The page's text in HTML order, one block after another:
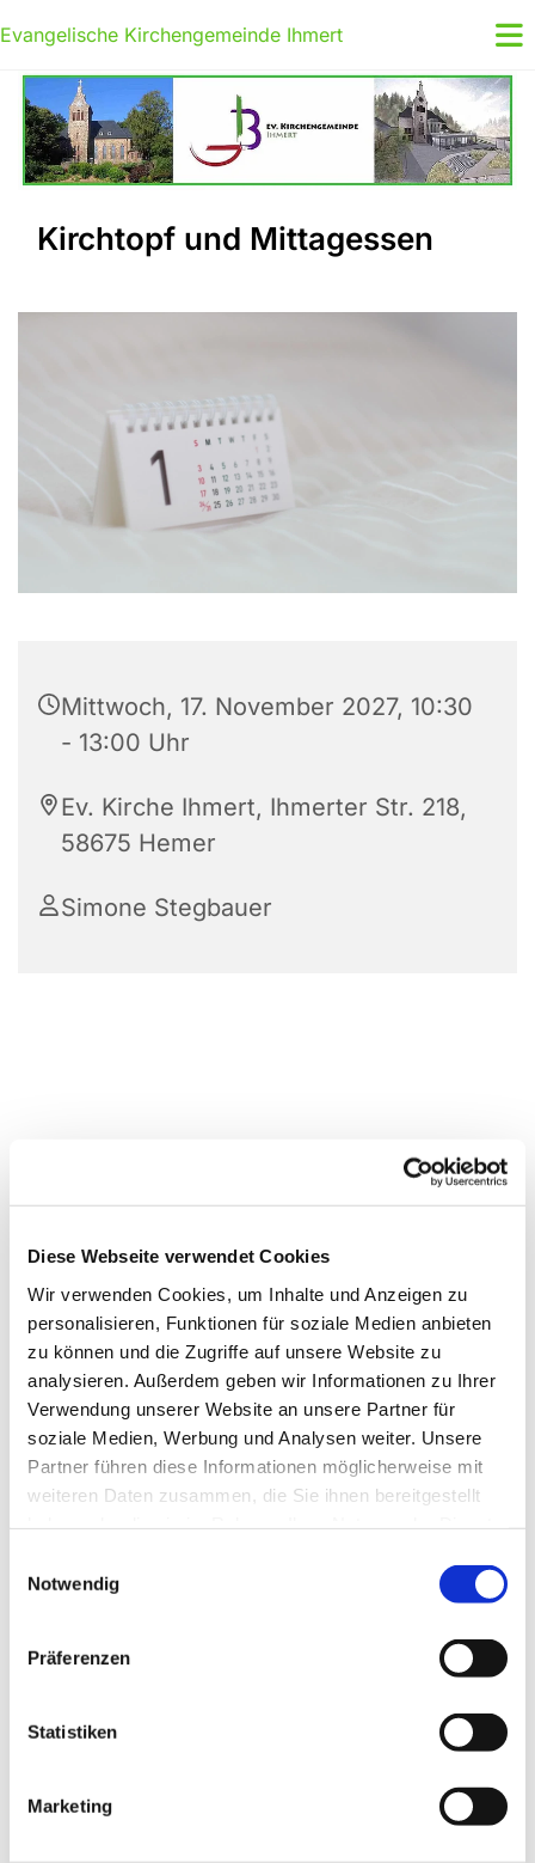
Diese Webseite verwendet Cookies
Wir verwenden Cookies, um Inhalte und Anzeigen zu
personalisieren, Funktionen für soziale Medien anbieten
zu können und die Zugriffe auf unsere Website zu
analysieren. Außerdem geben wir Informationen zu Ihrer
Verwendung unserer Website an unsere Partner für
soziale Medien, Werbung und Analysen weiter. Unsere
Partner führen diese Informationen möglicherweise mit
weiteren Daten zusammen, die Sie ihnen bereitgestellt
Notwendig
Präferenzen
Statistiken
Marketing
Evangelische Kirchengemeinde Ihmert
Kirchtopf und Mittagessen
Mittwoch, 17. November 2027, 10:30
- 13:00 Uhr
Ev. Kirche Ihmert, Ihmerter Str. 218,
58675 Hemer
Simone Stegbauer
Dies könnte Sie auch
interessieren